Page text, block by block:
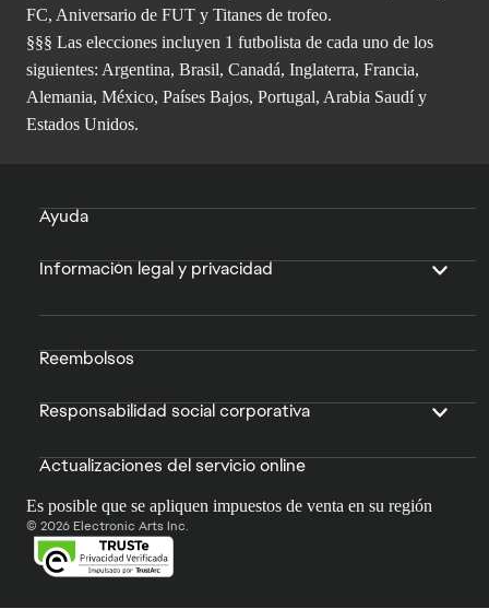
FC, Aniversario de FUT y Titanes de trofeo.
§§§ Las elecciones incluyen 1 futbolista de cada uno de los
siguientes: Argentina, Brasil, Canadá, Inglaterra, Francia,
Alemania, México, Países Bajos, Portugal, Arabia Saudí y
Estados Unidos.
Ayuda
Información legal y privacidad
Reembolsos
Responsabilidad social corporativa
Actualizaciones del servicio online
Es posible que se apliquen impuestos de venta en su región
© 2026 Electronic Arts Inc.